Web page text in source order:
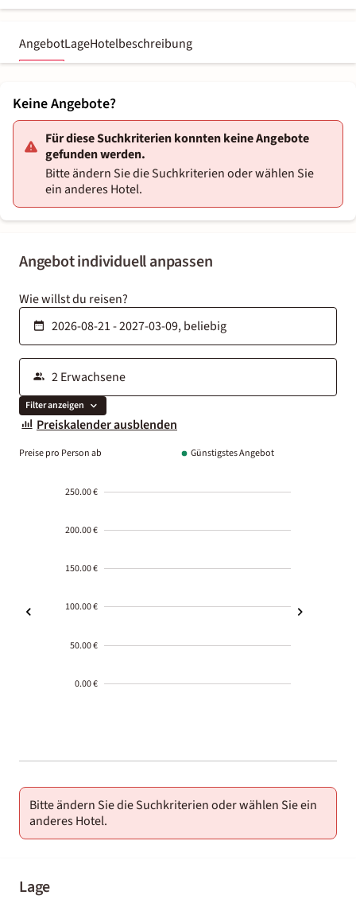
AngebotLageHotelbeschreibung
Angebot individuell anpassen
Wie willst du reisen?
Filter anzeigen
Preiskalender ausblenden
Preise pro Person ab Günstigstes Angebot
250.00 €
200.00 €
150.00 €
100.00 €
50.00 €
0.00 €
01-02
Bitte ändern Sie die Suchkriterien oder wählen Sie ein
anderes Hotel.
Lage
Keine Angebote?
Für diese Suchkriterien konnten keine Angebote
gefunden werden.
Bitte ändern Sie die Suchkriterien oder wählen Sie
ein anderes Hotel.